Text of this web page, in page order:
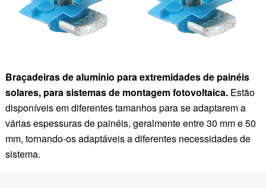
Braçadeiras de alumínio para extremidades de painéis
solares, para sistemas de montagem fotovoltaica. Estão
disponíveis em diferentes tamanhos para se adaptarem a
várias espessuras de painéis, geralmente entre 30 mm e 50
mm, tornando-os adaptáveis a diferentes necessidades de
sistema.